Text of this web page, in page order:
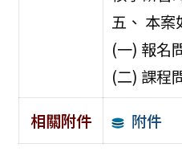
五、 本案
(一) 報名
(二) 課程
相關附件
附件